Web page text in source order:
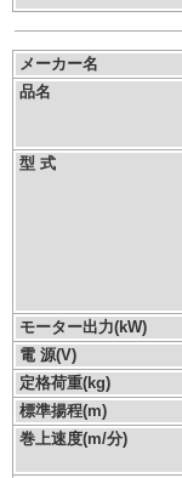
メーカー名
品名
型 式
モーター出力(kW)
電 源(V)
定格荷重(kg)
標準揚程(m)
巻上速度(m/分)